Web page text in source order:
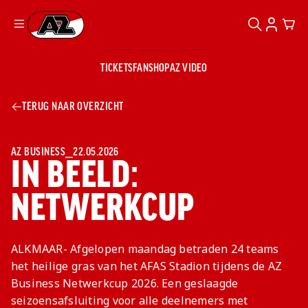
Ga naar onze homepage
TICKETSFANSHOPAZ VIDEO
AZ 1
VROUWEN
JONG AZ
FANSHOP
BUSINESS
AZ Business
Wat is AZ
AZ Business
Events
Losse tickets
Kees Kist
Georg Kessler
Lounge
Skybox
Exposure
Partnership
Bestel je
NieuwsNIEUWS
Teams
TEAMS
Club & Fans
CLUB & FANS
JEUGDOPLEIDING
ZOEKEN
TERUG NAAR OVERZICHT
IN BEELD:
NETWERKCUP
AZ BUSINESS⎯22.05.2026
ALKMAAR- Afgelopen maandag betraden 24 teams
het heilige gras van het AFAS Stadion tijdens de AZ
Business Netwerkcup 2026. Een geslaagde
seizoensafsluiting voor alle deelnemers met